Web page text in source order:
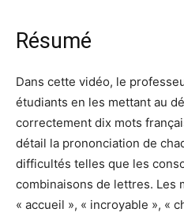
Résumé
Dans cette vidéo, le
étudiants en les mettant au
correctement dix mots
détail la prononciation de
difficultés telles que les
combinaisons de lettres. Les
« accueil », « incroyable », «